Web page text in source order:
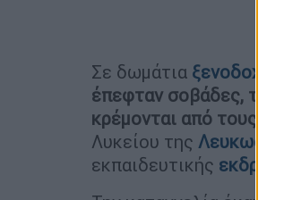
Σε δωμάτια
έπεφταν σοβάδες, την
κρέμονται από τους
Λυκείου της Λευκωσίας
εκπαιδευτικής